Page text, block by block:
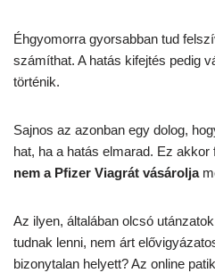
Éhgyomorra gyorsabban tud
számíthat. A hatás kifejtés pedig
történik.
Sajnos az azonban egy dolog,
hat, ha a hatás elmarad. Ez akkor
nem a Pfizer Viagrát vásárolja
Az ilyen, általában olcsó
tudnak lenni, nem árt
bizonytalan helyett? Az online